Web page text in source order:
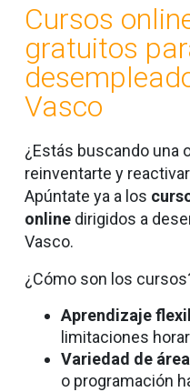
Cursos
gratuitos
Vasco
¿Estás buscando una
reinventarte y
Apúntate ya a los
onlinedirigidos a
Vasco.
¿Cómo son los
Aprendizaje
limitaciones
Variedad de
o programación